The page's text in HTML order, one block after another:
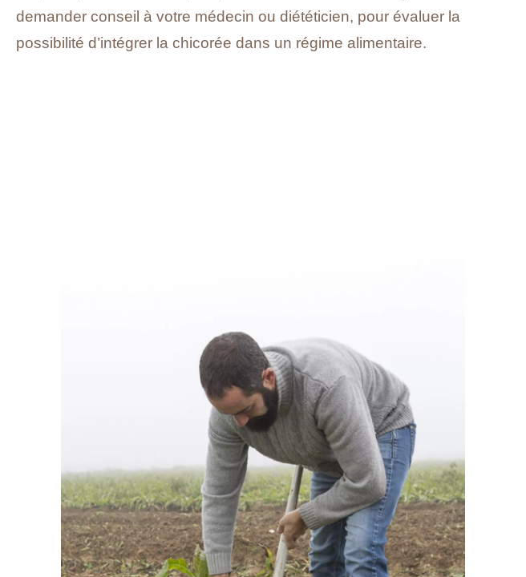
demander conseil à votre médecin ou diététicien, pour évaluer la
possibilité d’intégrer la chicorée dans un régime alimentaire.
FICHE
PRODUIT